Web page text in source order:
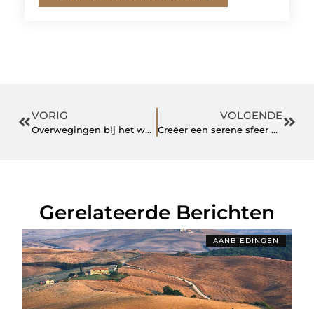
VORIG
Overwegingen bij het website laten maken
VOLGENDE
Creëer een serene sfeer met een Mandala muur in je huis
Gerelateerde Berichten
AANBIEDINGEN